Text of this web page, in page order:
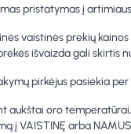
pristatymas į
vaistinės prekių
išvaizda gali skirtis
pirkėjus pasiekia
aukštai oro
į VAISTINĘ arba NAMUS